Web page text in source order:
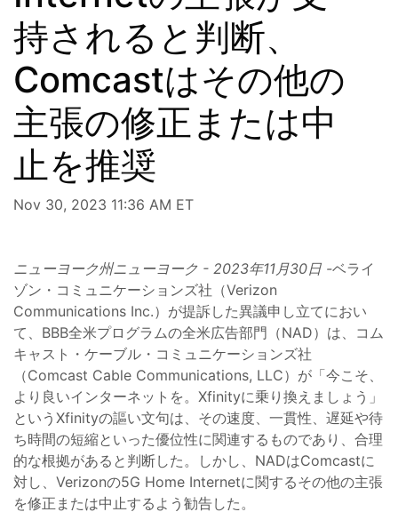
持されると判断、
Comcastはその他の
主張の修正または中
止を推奨
Nov 30, 2023 11:36 AM ET
ニューヨーク州ニューヨーク - 2023年11月30日 -ベライ
ゾン・コミュニケーションズ社（Verizon
Communications Inc.）が提訴した異議申し立てにおい
て、BBB全米プログラムの全米広告部門（NAD）は、コム
キャスト・ケーブル・コミュニケーションズ社
（Comcast Cable Communications, LLC）が「今こそ、
より良いインターネットを。Xfinityに乗り換えましょう」
というXfinityの謳い文句は、その速度、一貫性、遅延や待
ち時間の短縮といった優位性に関連するものであり、合理
的な根拠があると判断した。しかし、NADはComcastに
対し、Verizonの5G Home Internetに関するその他の主張
を修正または中止するよう勧告した。